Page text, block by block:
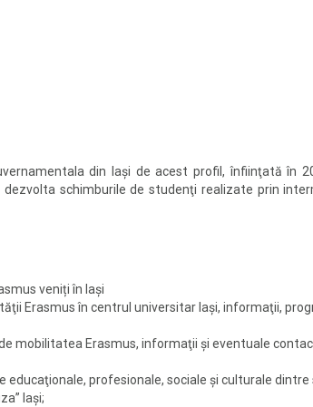
din Iaşi de acest profil, înfiinţată în
schimburile de studenţi realizate prin
veniți în Iași
Erasmus în centrul universitar Iaşi, informaţii,
mobilitatea Erasmus, informaţii şi eventuale
profesionale, sociale şi culturale
Iaşi;